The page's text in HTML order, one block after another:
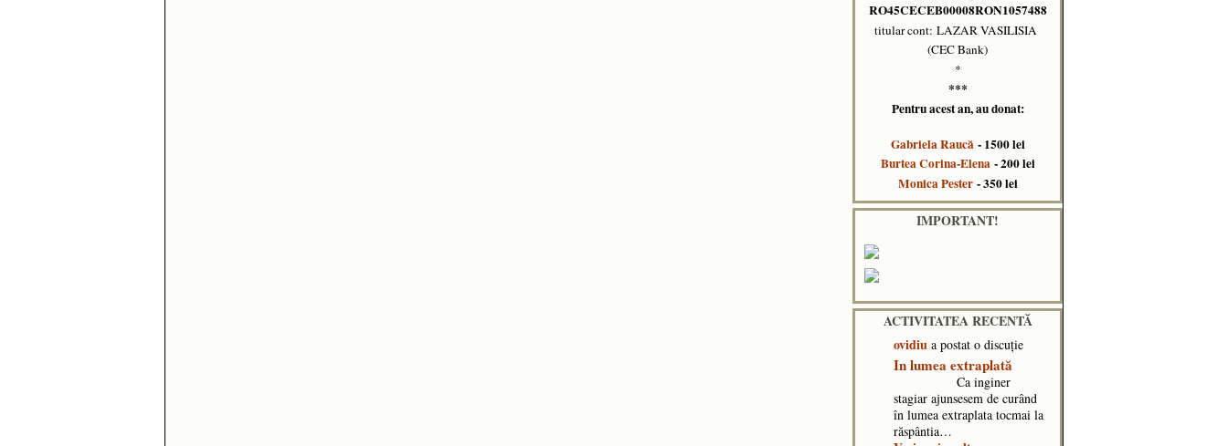
RO45CECEB00008RON1057488
titular cont: LAZAR VASILISIA
(CEC Bank)
*
***
Pentru acest an, au donat:
Gabriela Raucă- 1500 lei
Burtea Corina-Elena- 200 lei
Monica Pester- 350 lei
IMPORTANT!
ACTIVITATEA RECENTĂ
ovidiu a postat o discuţie
In lumea extraplată
Ca inginer
stagiar ajunsesem de curând
în lumea extraplata tocmai la
răspântia…